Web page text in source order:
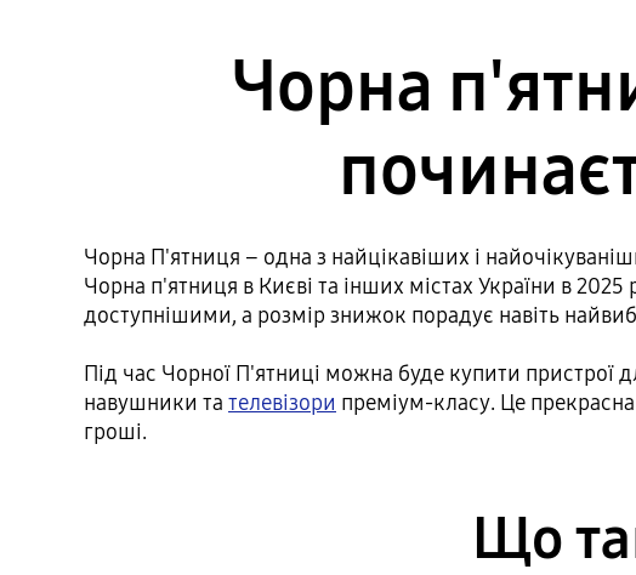
Чорна
Чорна П'ятниця – одна з найцікавіших і
Чорна п'ятниця в Києві та інших містах України в 2025
доступнішими, а розмір знижок порадує навіть
Під час Чорної П'ятниці можна буде купити
навушники та телевізори преміум-класу. Це
гроші.
Що